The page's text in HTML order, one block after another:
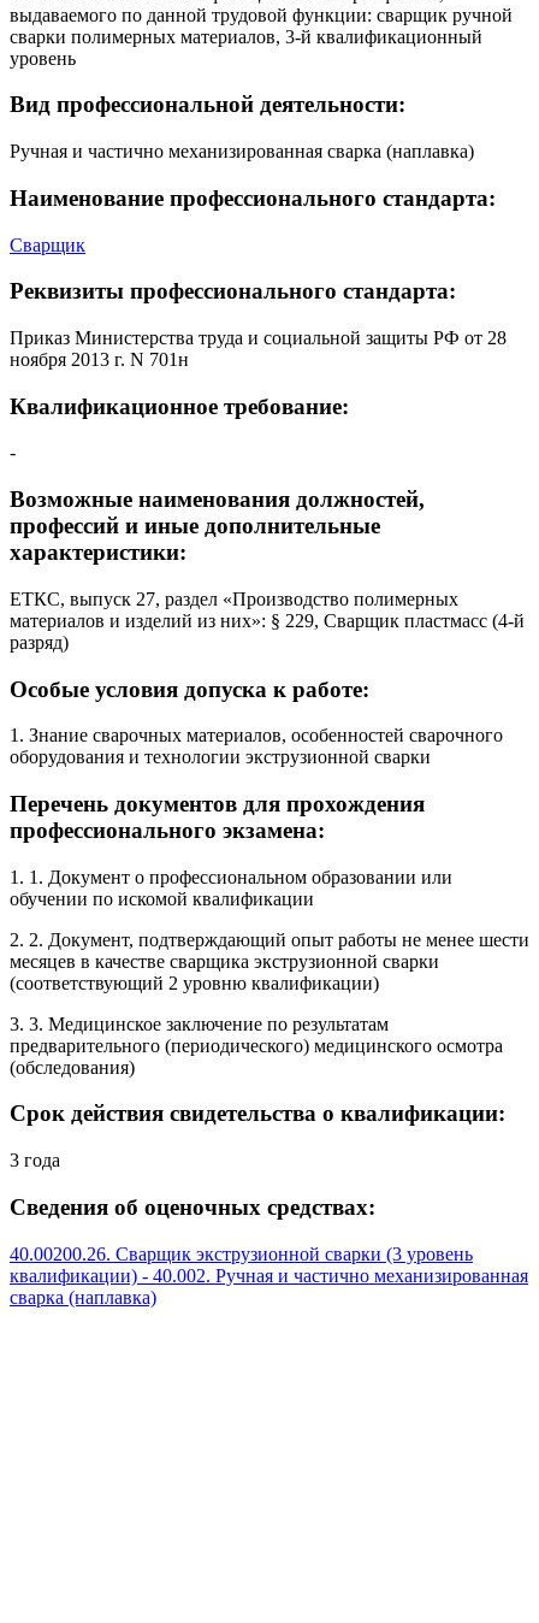
выдаваемого по данной трудовой функции: сварщик ручной
сварки полимерных материалов, 3-й квалификационный
уровень
Вид профессиональной деятельности:
Ручная и частично механизированная сварка (наплавка)
Наименование профессионального стандарта:
Сварщик
Реквизиты профессионального стандарта:
Приказ Министерства труда и социальной защиты РФ от 28
ноября 2013 г. N 701н
Квалификационное требование:
-
Возможные наименования должностей,
профессий и иные дополнительные
характеристики:
ЕТКС, выпуск 27, раздел «Производство полимерных
материалов и изделий из них»: § 229, Сварщик пластмасс (4-й
разряд)
Особые условия допуска к работе:
1. Знание сварочных материалов, особенностей сварочного
оборудования и технологии экструзионной сварки
Перечень документов для прохождения
профессионального экзамена:
1. 1. Документ о профессиональном образовании или
обучении по искомой квалификации
2. 2. Документ, подтверждающий опыт работы не менее шести
месяцев в качестве сварщика экструзионной сварки
(соответствующий 2 уровню квалификации)
3. 3. Медицинское заключение по результатам
предварительного (периодического) медицинского осмотра
(обследования)
Срок действия свидетельства о квалификации:
3 года
Сведения об оценочных средствах:
40.00200.26. Сварщик экструзионной сварки (3 уровень
квалификации) - 40.002. Ручная и частично механизированная
сварка (наплавка)